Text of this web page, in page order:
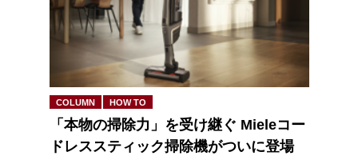
COLUMN HOW TO
「本物の掃除力」を受け継ぐ Mieleコー
ドレススティック掃除機がついに登場